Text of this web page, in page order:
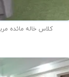
کلاس خاله مائده